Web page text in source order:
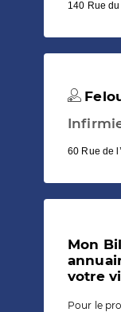
140 Rue
60 Rue de
Mon
votre
Pour le